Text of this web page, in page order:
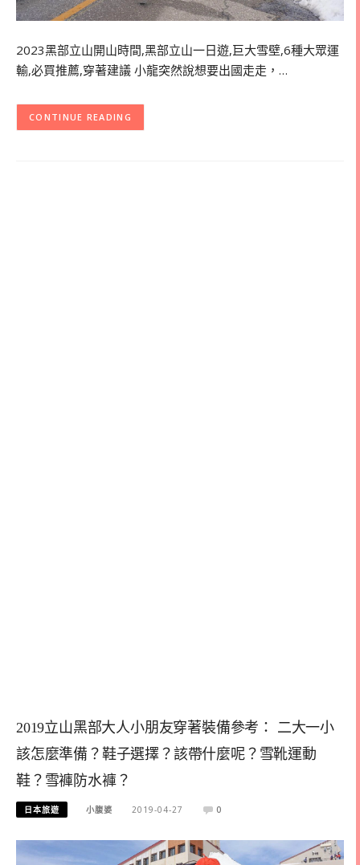
2023黑部立山開山時間,黑部立山一日遊,巨大雪壁,6種大眾運
輸,必買推薦,穿著建議 小龍突然說想要出國走走，…
CONTINUE READING
2019立山黑部大人小朋友穿著裝備參考： 二大一小
該怎麼準備？鞋子選擇？該帶什麼呢？雪靴運動
鞋？雪褲防水褲？
日本旅遊 小腹婆 2019-04-27 0